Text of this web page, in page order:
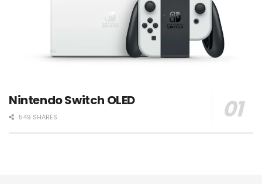
Nintendo Switch OLED
549 SHARES